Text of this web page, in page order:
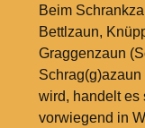
Beim
Bettlzaun,
Graggenzaun
Schrag(g)azaun
wird, handelt es
vorwiegend in